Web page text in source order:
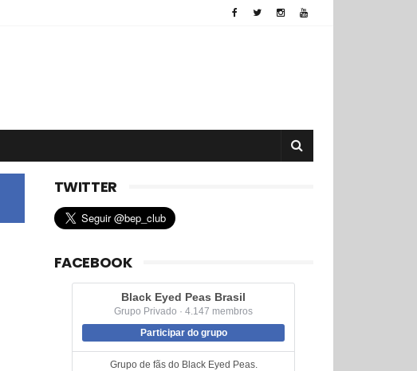
TWITTER
FACEBOOK
Black Eyed Peas Brasil
Grupo Privado · 4.147 membros
Participar do grupo
Grupo de fãs do Black Eyed Peas.